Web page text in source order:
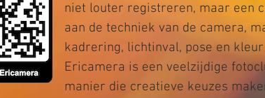
niet louter registreren, maar een
aan de techniek van de camera,
kadrering, lichtinval, pose en
Ericamera is een veelzijdige
manier die creatieve keuzes